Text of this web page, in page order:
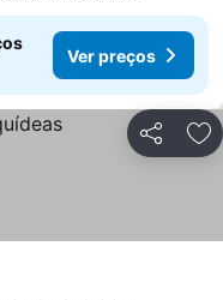
Ver preços
Partilhar